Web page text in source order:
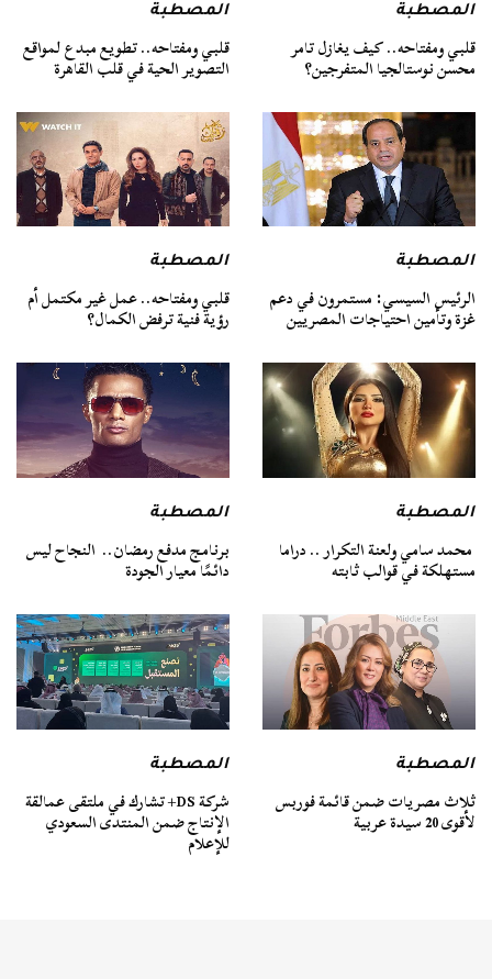
المصطبة
قلبي ومفتاحه.. كيف يغازل تامر
محسن نوستالجيا المتفرجين؟
المصطبة
قلبي ومفتاحه.. تطويع مبدع لمواقع
التصوير الحية في قلب القاهرة
المصطبة
الرئيس السيسي: مستمرون في دعم
غزة وتأمين احتياجات المصريين
المصطبة
قلبي ومفتاحه.. عمل غير مكتمل أم
رؤية فنية ترفض الكمال؟
المصطبة
محمد سامي ولعنة التكرار .. دراما
مستهلكة في قوالب ثابته
المصطبة
برنامج مدفع رمضان.. النجاح ليس
دائمًا معيار الجودة
المصطبة
ثلاث مصريات ضمن قائمة فوربس
لأقوى 20 سيدة عربية
المصطبة
شركة DS+ تشارك في ملتقى عمالقة
الإنتاج ضمن المنتدى السعودي
للإعلام